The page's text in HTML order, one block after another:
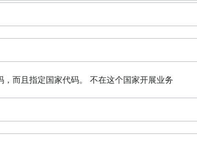
而且指定国家代码。 不在这个国家开展业务